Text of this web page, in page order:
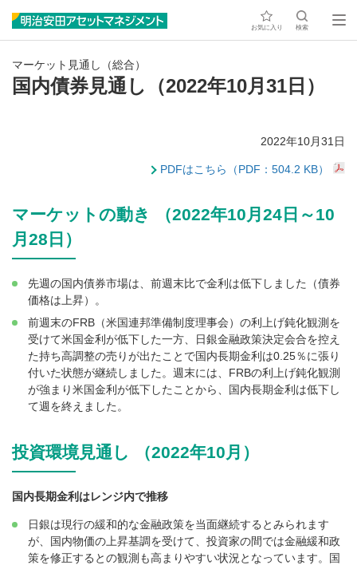
お気に入り 検索
マーケット見通し（総合）
国内債券見通し（2022年10月31日）
2022年10月31日
PDFはこちら（PDF：504.2 KB）
マーケットの動き （2022年10月24日～10
月28日）
先週の国内債券市場は、前週末比で金利は低下しました（債券
価格は上昇）。
前週末のFRB（米国連邦準備制度理事会）の利上げ鈍化観測を
受けて米国金利が低下した一方、日銀金融政策決定会合を控え
た持ち高調整の売りが出たことで国内長期金利は0.25％に張り
付いた状態が継続しました。週末には、FRBの利上げ鈍化観測
が強まり米国金利が低下したことから、国内長期金利は低下し
て週を終えました。
投資環境見通し （2022年10月）
国内長期金利はレンジ内で推移
日銀は現行の緩和的な金融政策を当面継続するとみられます
が、国内物価の上昇基調を受けて、投資家の間では金融緩和政
策を修正するとの観測も高まりやすい状況となっています。国